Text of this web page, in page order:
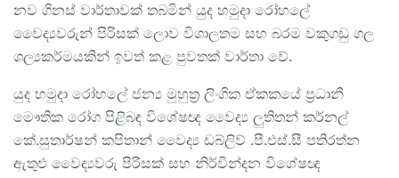
නව ගිනස් වාර්තාවක් තබමින් යුද හමුදා රෝහලේ
වෛද්‍යවරුන් පිරිසක් ලොව විශාලතම සහ බරම වකුගඩු ගල
ශල්‍යකර්මයකින් ඉවත් කළ පුවතක් වාර්තා වේ.
යුද හමුදා රෝහලේ ජන්‍ය මුහුත්‍ර ලිංගික ඒකකයේ ප්‍රධානී
මෞතික රෝග පිළිබඳ විශේෂඥ වෛද්‍ය ලුතිතන් කර්නල්
කේ.සුතාර්ෂන් කපිතාන් වෛද්‍ය ඩබ්ලිව් .පී.එස්.සී පතිරත්න
ඇතුළු වෛද්‍යවරු පිරිසක් සහ නිර්වින්දන විශේෂඥ